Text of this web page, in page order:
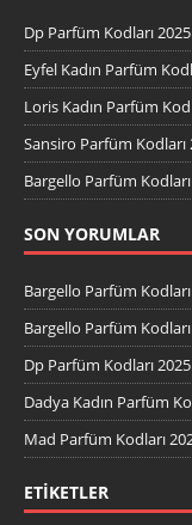
Dp Parfüm Kodları 2025
Eyfel Kadın Parfüm
Loris Kadın Parfüm
Sansiro Parfüm
Bargello Parfüm
SON YORUMLAR
Bargello Parfüm
Bargello Parfüm
Dp Parfüm Kodları 2025
Dadya Kadın Parfüm
Mad Parfüm Kodları
ETIKETLER